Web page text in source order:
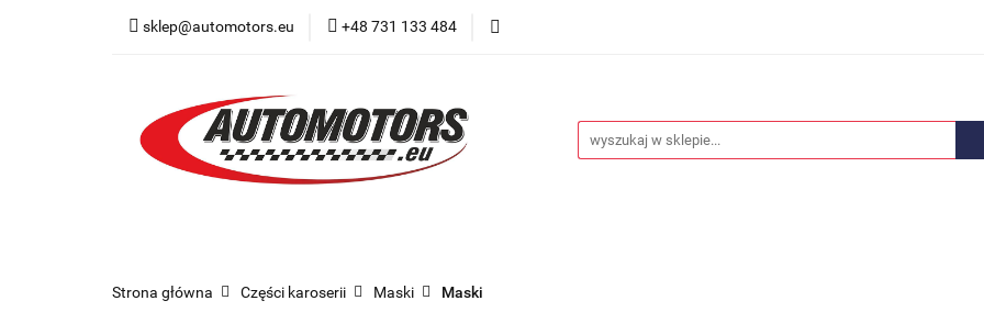
sklep@automotors.eu +48 731 133 484
Części samochodowe
Car audio Nowości
Strona główna Części karoserii Maski Maski